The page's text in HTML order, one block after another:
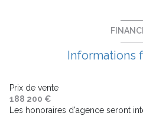
4ème étage
3 étage(s)
Informations
Prix de vente
188 200 €
Les honoraires d'agence seront